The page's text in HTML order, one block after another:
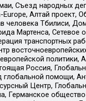
Съезд народных
Алтай
Тбилиси,
Мартенса,
транспортных
Россия,
помощи,
Центр,
Германское